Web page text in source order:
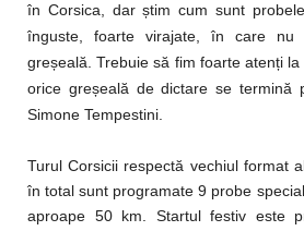
în Corsica, dar știm cum sunt
înguste, foarte virajate, în care
greșeală. Trebuie să fim foarte atenți
orice greșeală de dictare se termină
Simone Tempestini.
Turul Corsicii respectă vechiul format
în total sunt programate 9 probe
aproape 50 km. Startul festiv este